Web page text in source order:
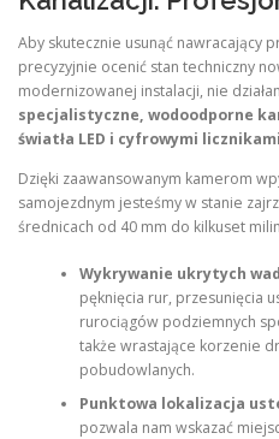
Aby skutecznie usunąć nawracający
precyzyjnie ocenić stan techniczny
modernizowanej instalacji, nie
specjalistyczne, wodoodporne
światła LED i cyfrowymi
Dzięki zaawansowanym kamerom
samojezdnym jesteśmy w stanie
średnicach od 40 mm do kilkuset
Wykrywanie ukrytych
pęknięcia rur, przesunięcia
rurociągów podziemnych
także wrastające korzenie
pobudowlanych.
Punktowa lokalizacja
pozwala nam wskazać